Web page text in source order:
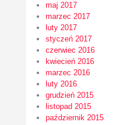
maj 2017
marzec 2017
luty 2017
styczeń 2017
czerwiec 2016
kwiecień 2016
marzec 2016
luty 2016
grudzień 2015
listopad 2015
październik 2015